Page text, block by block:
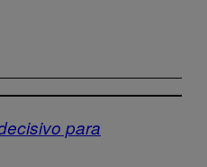
para